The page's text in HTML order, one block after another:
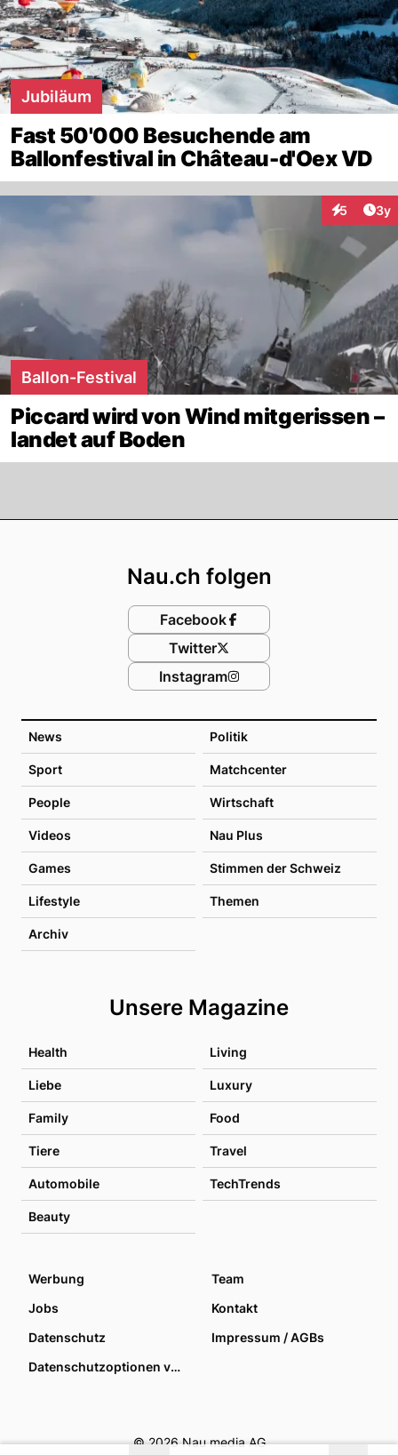
Jubiläum
Fast 50'000 Besuchende am
Ballonfestival in Château-d'Oex VD
5 3y
Ballon-Festival
Piccard wird von Wind mitgerissen –
landet auf Boden
News Politik
Sport Matchcenter
People Wirtschaft
Videos Nau Plus
Games Stimmen der Schweiz
Lifestyle Themen
Archiv
Unsere Magazine
Health Living
Liebe Luxury
Family Food
Tiere Travel
Automobile TechTrends
Beauty
Nau.ch folgen
Facebook
Twitter
Instagram
Werbung
Team
Jobs
Kontakt
Datenschutz
Impressum / AGBs
Datenschutzoptionen verwalten
© 2026 Nau media AG